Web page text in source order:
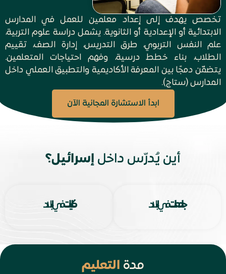
تخصص يهدف إلى إعداد معلمين للعمل في المدارس
الابتدائية أو الإعدادية أو الثانوية. يشمل دراسة علوم التربية،
علم النفس التربوي، طرق التدريس، إدارة الصف، تقييم
الطلاب، بناء خطط درسية، وفهم احتياجات المتعلمين.
يتضمّن دمجًا بين المعرفة الأكاديمية والتطبيق العملي داخل
المدارس (ستاج).
ابدأ الاستشارة المجانية الآن
أين يُدرّس داخل إسرائيل؟
كلياتفي البلاد جامعاتفي البلاد
مدة التعليم